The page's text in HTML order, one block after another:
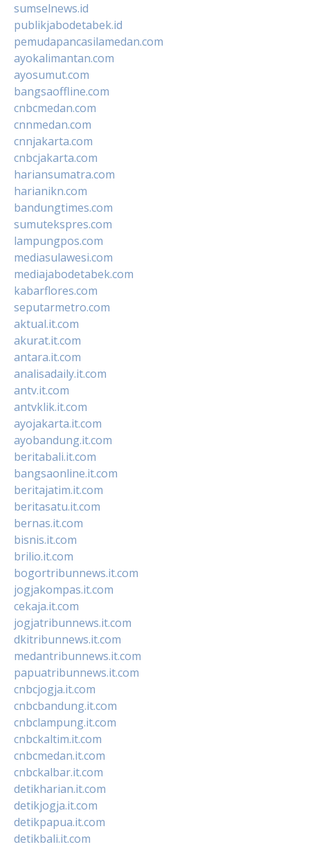
sumselnews.id
publikjabodetabek.id
pemudapancasilamedan.com
ayokalimantan.com
ayosumut.com
bangsaoffline.com
cnbcmedan.com
cnnmedan.com
cnnjakarta.com
cnbcjakarta.com
hariansumatra.com
harianikn.com
bandungtimes.com
sumutekspres.com
lampungpos.com
mediasulawesi.com
mediajabodetabek.com
kabarflores.com
seputarmetro.com
aktual.it.com
akurat.it.com
antara.it.com
analisadaily.it.com
antv.it.com
antvklik.it.com
ayojakarta.it.com
ayobandung.it.com
beritabali.it.com
bangsaonline.it.com
beritajatim.it.com
beritasatu.it.com
bernas.it.com
bisnis.it.com
brilio.it.com
bogortribunnews.it.com
jogjakompas.it.com
cekaja.it.com
jogjatribunnews.it.com
dkitribunnews.it.com
medantribunnews.it.com
papuatribunnews.it.com
cnbcjogja.it.com
cnbcbandung.it.com
cnbclampung.it.com
cnbckaltim.it.com
cnbcmedan.it.com
cnbckalbar.it.com
detikharian.it.com
detikjogja.it.com
detikpapua.it.com
detikbali.it.com